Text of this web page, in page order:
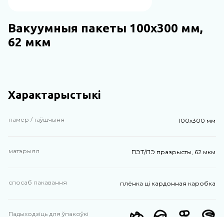
Вакуумныя пакеты 100х300 мм,
62 мкм
Характарыстыкі
памер / таўшчыня 100х300 мм
матэрыял ПЭТ/ПЭ празрысты, 62 мкм
спосаб пакавання плёнка ці кардонная каробка
Падыходзіць для ўпакоўкі